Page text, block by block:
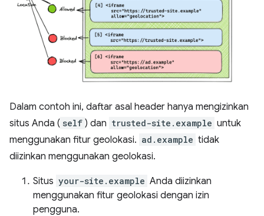
Dalam contoh ini, daftar asal header hanya mengizinkan
situs Anda ( self ) dan trusted-site.example untuk
menggunakan fitur geolokasi. ad.example tidak
diizinkan menggunakan geolokasi.
Situs your-site.example Anda diizinkan
menggunakan fitur geolokasi dengan izin
pengguna.